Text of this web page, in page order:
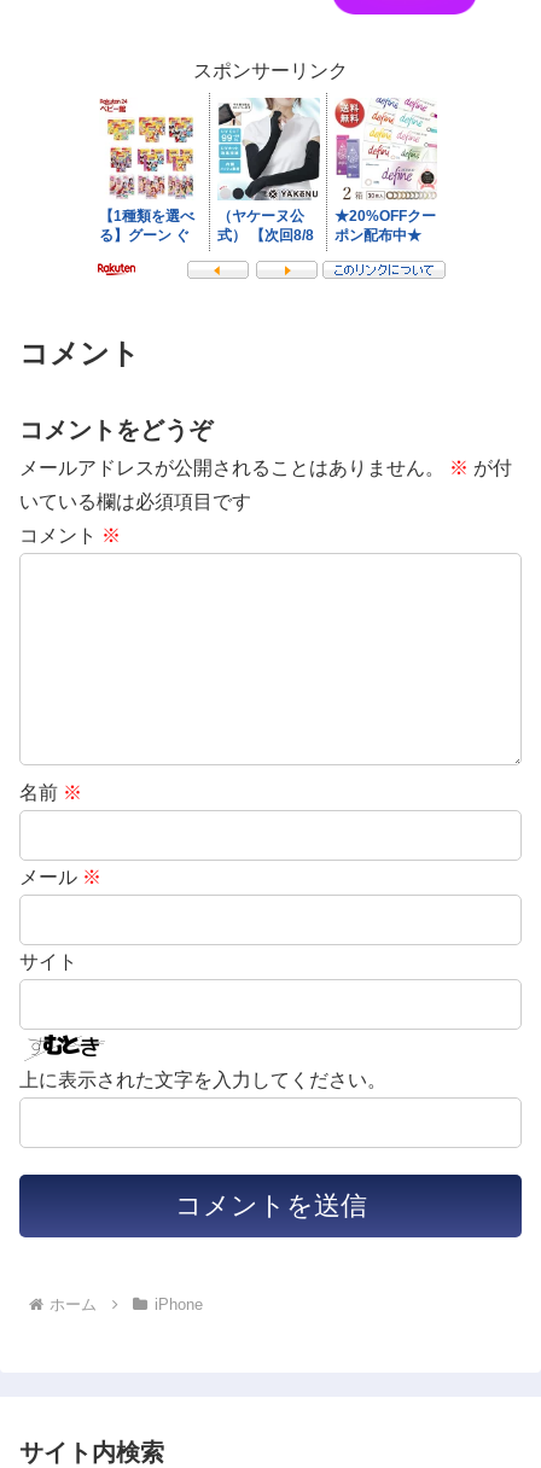
スポンサーリンク
コメント
コメントをどうぞ
メールアドレスが公開されることはありません。 ※ が付
いている欄は必須項目です
コメント ※
名前 ※
メール ※
サイト
上に表示された文字を入力してください。
ホーム iPhone
サイト内検索